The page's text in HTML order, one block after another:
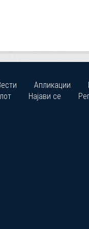
Апликации
Најави се